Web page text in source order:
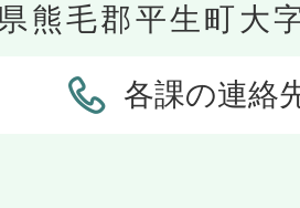
熊毛郡平生町大
各課の連絡